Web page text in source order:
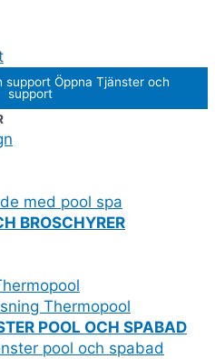
support Öppna Tjänster och
support
med pool spa
BROSCHYRER
Thermopool
POOL OCH SPABAD
pool och spabad